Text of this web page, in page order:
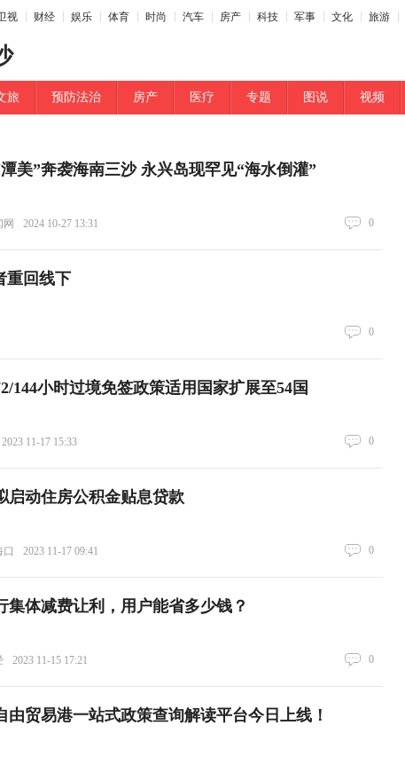
视 财经 娱乐 体育 时尚 汽车 房产 科技 军事 文化 旅游
旅 预防法治 房产 医疗 专题 图说 视频
美”奔袭海南三沙 永兴岛现罕见“海水倒灌”
网 2024 10-27 13:31 0
重回线下
0
144小时过境免签政策适用国家扩展至54国
2023 11-17 15:33 0
启动住房公积金贴息贷款
口 2023 11-17 09:41 0
集体减费让利，用户能省多少钱？
2023 11-15 17:21 0
由贸易港一站式政策查询解读平台今日上线！